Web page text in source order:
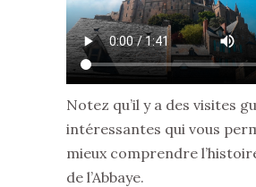
Notez qu’il y a des visites
intéressantes qui vous
mieux comprendre
de l’Abbaye.